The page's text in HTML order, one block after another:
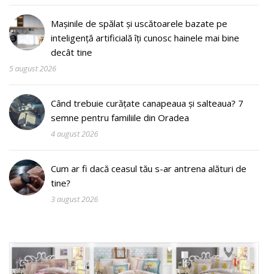
Mașinile de spălat și uscătoarele bazate pe
inteligență artificială îți cunosc hainele mai bine
decât tine
5 august 2026
Când trebuie curățate canapeaua și salteaua? 7
semne pentru familiile din Oradea
4 august 2026
Cum ar fi dacă ceasul tău s-ar antrena alături de
tine?
3 august 2026